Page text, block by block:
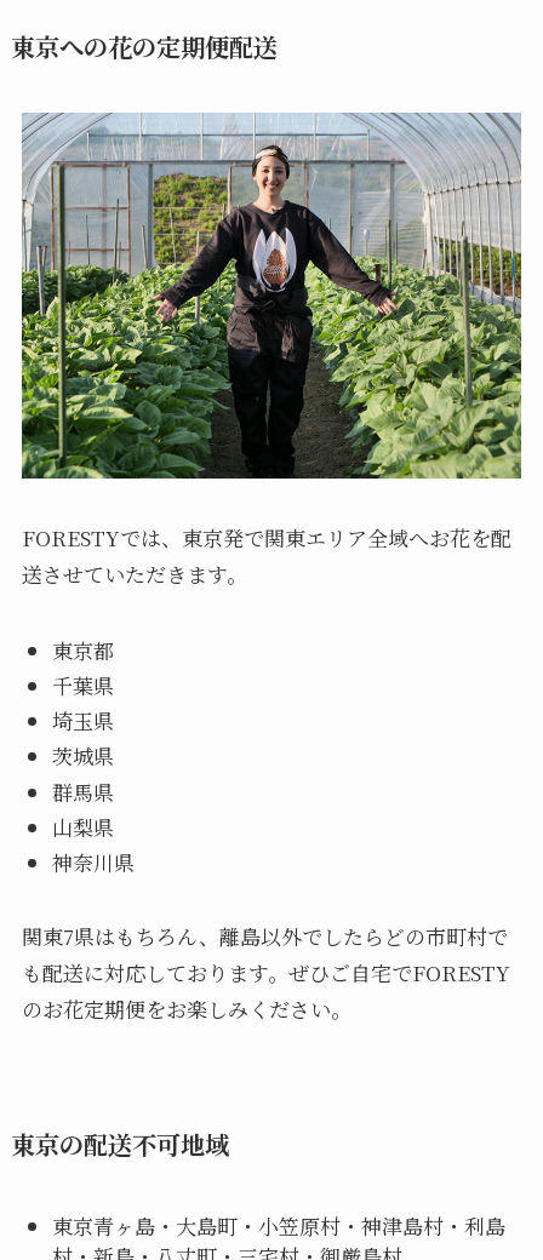
東京への花の定期便配送
FORESTYでは、東京発で関東エリア全域へお花を配
送させていただきます。
東京都
千葉県
埼玉県
茨城県
群馬県
山梨県
神奈川県
関東7県はもちろん、離島以外でしたらどの市町村で
も配送に対応しております。ぜひご自宅でFORESTY
のお花定期便をお楽しみください。
東京の配送不可地域
東京青ヶ島・大島町・小笠原村・神津島村・利島